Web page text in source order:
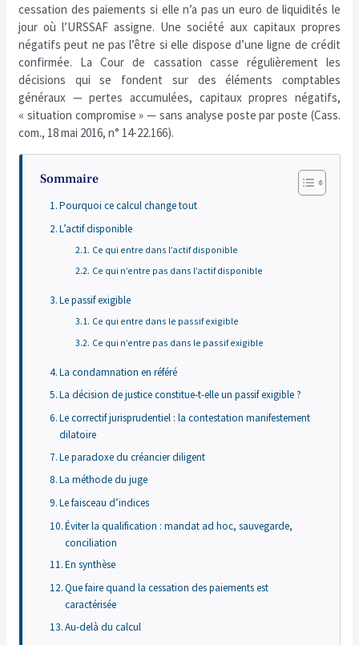
cessation des paiements si elle n’a pas un euro de liquidités le
jour où l’URSSAF assigne. Une société aux capitaux propres
négatifs peut ne pas l’être si elle dispose d’une ligne de crédit
confirmée. La Cour de cassation casse régulièrement les
décisions qui se fondent sur des éléments comptables
généraux — pertes accumulées, capitaux propres négatifs,
« situation compromise » — sans analyse poste par poste (Cass.
com., 18 mai 2016, n° 14-22.166).
Sommaire
Pourquoi ce calcul change tout
L’actif disponible
Ce qui entre dans l’actif disponible
Ce qui n’entre pas dans l’actif disponible
Le passif exigible
Ce qui entre dans le passif exigible
Ce qui n’entre pas dans le passif exigible
La condamnation en référé
La décision de justice constitue-t-elle un passif exigible ?
Le correctif jurisprudentiel : la contestation manifestement
dilatoire
Le paradoxe du créancier diligent
La méthode du juge
Le faisceau d’indices
Éviter la qualification : mandat ad hoc, sauvegarde,
conciliation
En synthèse
Que faire quand la cessation des paiements est
caractérisée
Au-delà du calcul